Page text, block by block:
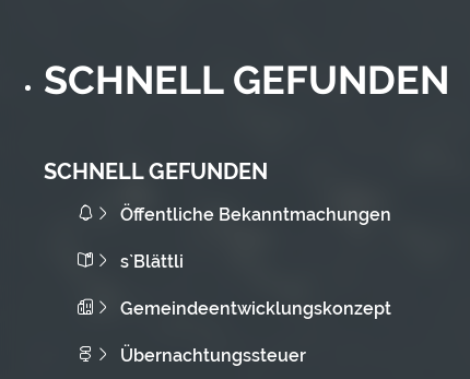
SCHNELL GEFUNDEN
SCHNELL GEFUNDEN
Öffentliche Bekanntmachungen
s`Blättli
Gemeindeentwicklungskonzept
Übernachtungssteuer